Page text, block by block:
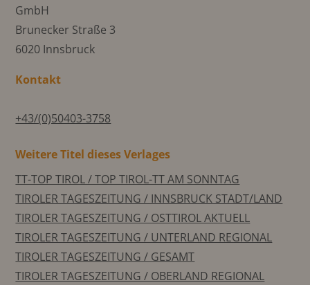
GmbH
Brunecker Straße 3
6020 Innsbruck
Kontakt
+43/(0)50403-3758
Weitere Titel dieses Verlages
TT-TOP TIROL / TOP TIROL-TT AM SONNTAG
TIROLER TAGESZEITUNG / INNSBRUCK STADT/LAND
TIROLER TAGESZEITUNG / OSTTIROL AKTUELL
TIROLER TAGESZEITUNG / UNTERLAND REGIONAL
TIROLER TAGESZEITUNG / GESAMT
TIROLER TAGESZEITUNG / OBERLAND REGIONAL